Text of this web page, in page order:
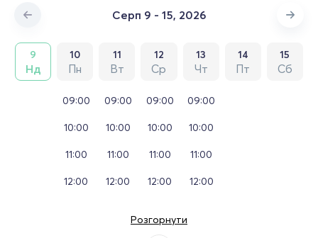
Серп 9 - 15, 2026
9
Нд
10
Пн
11
Вт
12
Ср
13
Чт
14
Пт
15
Сб
09:00
10:00
11:00
12:00
09:00
10:00
11:00
12:00
09:00
10:00
11:00
12:00
09:00
10:00
11:00
12:00
Розгорнути